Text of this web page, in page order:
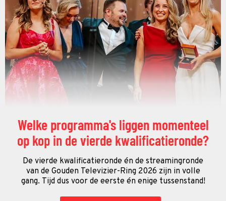
Welke programma's liggen momenteel
op kop in de vierde kwalificatieronde?
De vierde kwalificatieronde én de streamingronde
van de Gouden Televizier-Ring 2026 zijn in volle
gang. Tijd dus voor de eerste én enige tussenstand!